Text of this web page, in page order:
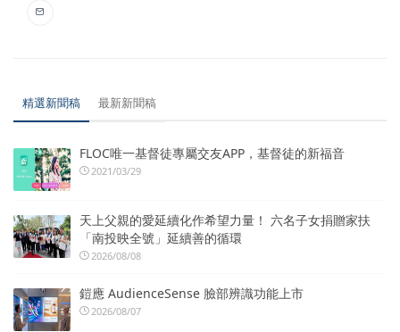
精選新聞稿 最新新聞稿
FLOC唯一基督徒專屬交友APP，基督徒的新福音
2021/03/29
天上父親的愛延續化作希望力量！ 六名子女捐贈家扶
「南投映全號」延續善的循環
2026/08/08
鎧應 AudienceSense 臉部辨識功能上市
2026/08/07